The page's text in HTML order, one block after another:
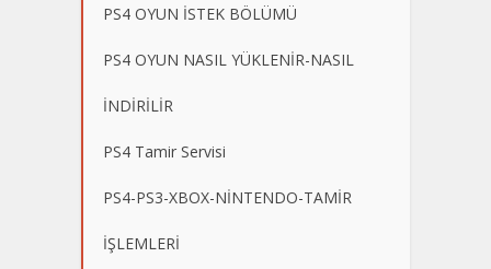
PS4 OYUN İSTEK BÖLÜMÜ
PS4 OYUN NASIL YÜKLENİR-NASIL
İNDİRİLİR
PS4 Tamir Servisi
PS4-PS3-XBOX-NİNTENDO-TAMİR
İŞLEMLERİ